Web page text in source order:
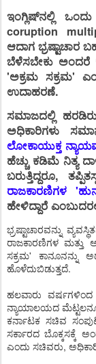
ಇಂಗ್ಲಿಷ್‌ನಲ್ಲಿ
coruption
ಆದಾಗ ಭ್ರಷ್ಟಾಚಾರ
ಬೆಳೆಸಬೇಕು ಅಂದರೆ
'ಅಕ್ರಮ ಸಕ್ರಮ'
ಉದಾಹರಣೆ.
ಸಮಾಜದಲ್ಲಿ
ಅಧಿಕಾರಿಗಳು
ಲೋಕಾಯುಕ್ತ
ಹೆಚ್ಚು ಕಡಿಮೆ ನಿತ್ಯ
ಬರುತ್ತಿದ್ದರೂ,
ರಾಜಕಾರಣಿಗಳ
ಹೇಳಿದ್ದಾರೆ
ಭ್ರಷ್ಟಾಚಾರವನ್ನು
ರಾಜಕಾರಣಿಗಳ
ಸಕ್ರಮ'
ಹೊಳೆದುಬಿಡುತ್ತದೆ.
ಹಲವಾರು ವರ್ಷಗಳಿಂದ
ನ್ಯಾಯಾಲಯದ
ಕರ್ನಾಟಕ ಸಚಿವ
ಸರ್ಕಾರದ ಬೊಕ್ಕಸಕ್ಕೆ
ಎಂದು ಸಚಿವರು,